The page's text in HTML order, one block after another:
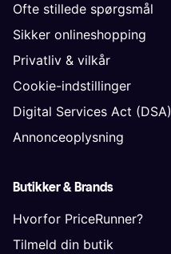
Ofte stillede spørgsmål
Sikker onlineshopping
Privatliv & vilkår
Cookie-indstillinger
Digital Services Act (DSA)
Annonceoplysning
Butikker & Brands
Hvorfor PriceRunner?
Tilmeld din butik